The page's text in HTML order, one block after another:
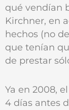
qué vendían
Kirchner, en
hechos (no
que tenían
de prestar
Ya en 2008,
4 días antes